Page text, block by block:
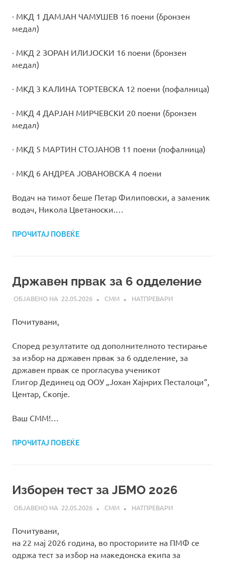
· MKД 1 ДАМЈАН ЧАМУШЕВ 16 поени (бронзен
медал)
· MKД 2 ЗОРАН ИЛИЈОСКИ 16 поени (бронзен
медал)
· МКД 3 КАЛИНА ТОРТЕВСКА 12 поени (пофалница)
· МКД 4 ДАРЈАН МИРЧЕВСКИ 20 поени (бронзен
медал)
· МКД 5 МАРТИН СТОЈАНОВ 11 поени (пофалница)
· МКД 6 АНДРЕА ЈОВАНОВСКА 4 поени
Водач на тимот беше Петар Филиповски, а заменик
водач, Никола Цветаноски.…
ПРОЧИТАЈ ПОВЕЌЕ
Државен првак за 6 одделение
22.05.2026 СММ НАТПРЕВАРИ
Почитувани,
Според резултатите од дополнителното тестирање
за избор на државен првак за 6 одделение, за
државен првак се прогласува ученикот
Глигор Дединец од ОOУ „Јохан Хајнрих Песталоци“,
Центар, Скопје.
Ваш СММ!…
ПРОЧИТАЈ ПОВЕЌЕ
Изборен тест за ЈБМО 2026
22.05.2026 СММ НАТПРЕВАРИ
Почитувани,
на 22 мај 2026 година, во просториите на ПМФ се
одржа тест за избор на македонска екипа за